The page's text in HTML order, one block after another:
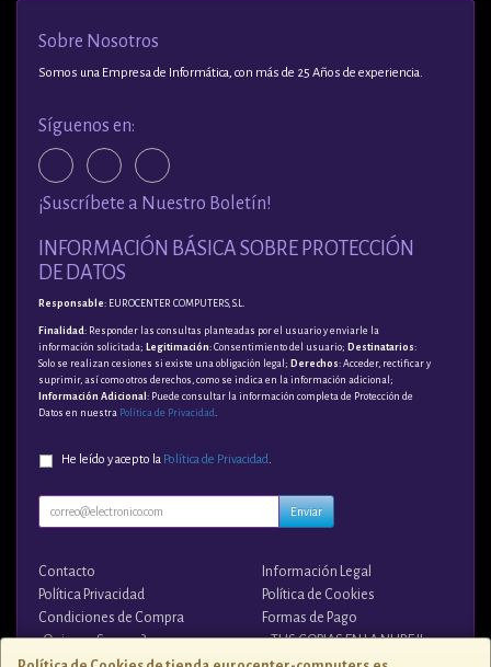
Sobre Nosotros
Somos una Empresa de Informática, con más de 25 Años de experiencia.
Síguenos en:
¡Suscríbete a Nuestro Boletín!
INFORMACIÓN BÁSICA SOBRE PROTECCIÓN
DE DATOS
Responsable: EUROCENTER COMPUTERS, S.L.
Finalidad : Responder las consultas planteadas por el usuario y enviarle la
información solicitada; Legitimación: Consentimiento del usuario; Destinatarios:
Solo se realizan cesiones si existe una obligación legal; Derechos: Acceder, rectificar y
suprimir, así como otros derechos, como se indica en la información adicional;
Información Adicional : Puede consultar la información completa de Protección de
Datos en nuestra Política de Privacidad
He leído y acepto la Política de Privacidad.
Enviar
Contacto
Información Legal
Política Privacidad
Política de Cookies
Condiciones de Compra
Formas de Pago
¿Quienes Somos?
¡¡ TUS COPIAS EN LA NUBE !!